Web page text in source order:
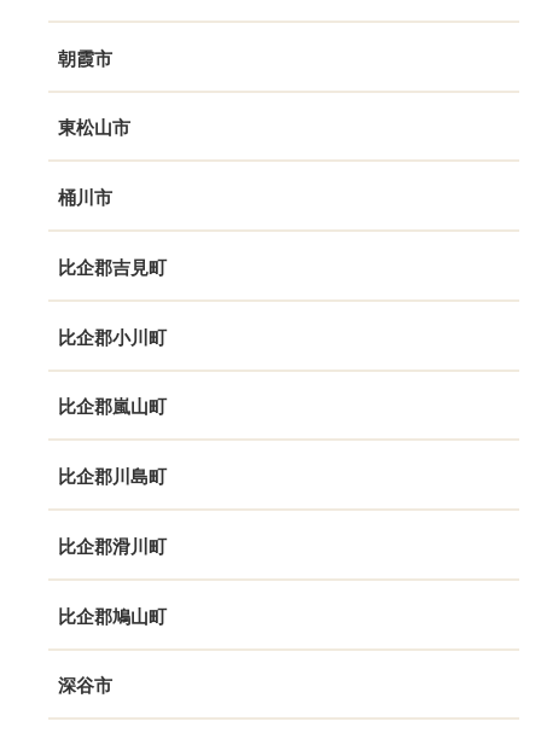
朝霞市
東松山市
桶川市
比企郡吉見町
比企郡小川町
比企郡嵐山町
比企郡川島町
比企郡滑川町
比企郡鳩山町
深谷市